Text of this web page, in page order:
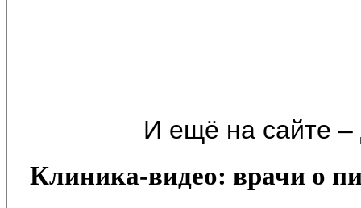
И ещё на сайте –
Клиника-видео: врачи о